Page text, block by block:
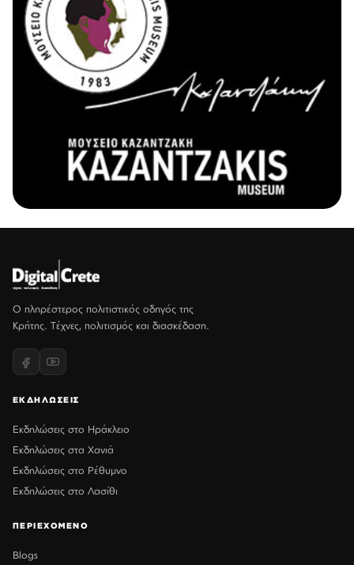
Ο πληρέστερος πολιτιστικός οδηγός της
Κρήτης. Τέχνες, πολιτισμός και διασκέδαση.
ΕΚΔΗΛΩΣΕΙΣ
Εκδηλώσεις στο Ηράκλειο
Εκδηλώσεις στα Χανιά
Εκδηλώσεις στο Ρέθυμνο
Εκδηλώσεις στο Λασίθι
ΠΕΡΙΕΧΟΜΕΝΟ
Blogs